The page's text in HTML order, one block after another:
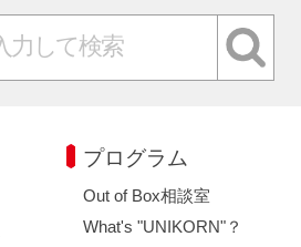
プログラム
Out of Box相談室
What's "UNIKORN"？